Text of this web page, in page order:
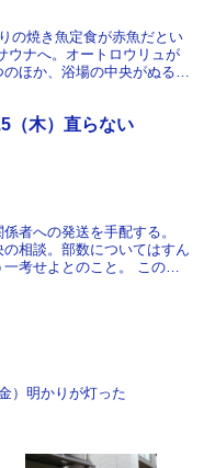
の焼き魚定食が赤魚だとい
ウナへ。オートロウリュが
ほか、浴場の中央がぬるめ
（木）直らない
者への発送を手配する。
相談。部数についてはすん
考せよとのこと。 このと
）明かりが灯った